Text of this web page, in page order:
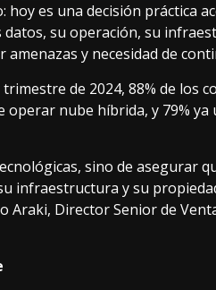
es una decisión práctica
su operación, su
y necesidad de
de 2024, 88% de los
nube híbrida, y 79%
sino de asegurar
infraestructura y su
Araki, Director Senior de